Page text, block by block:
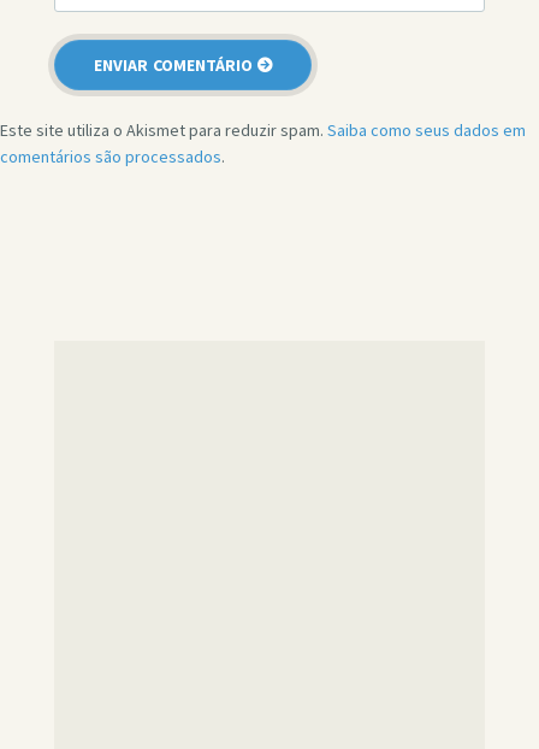
Este site utiliza o Akismet para reduzir spam. Saiba como seus dados em
comentários são processados.